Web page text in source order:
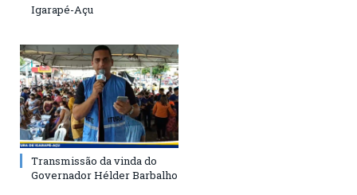
Igarapé-Açu
Transmissão da vinda do
Governador Hélder Barbalho